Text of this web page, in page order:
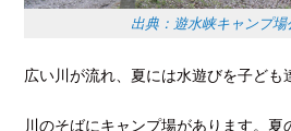
出典：遊水峡キャンプ場
広い川が流れ、夏には水遊びを子ども
川のそばにキャンプ場があります。